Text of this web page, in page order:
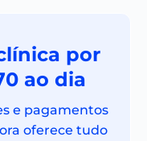
por
ao dia
e pagamentos
oferece tudo